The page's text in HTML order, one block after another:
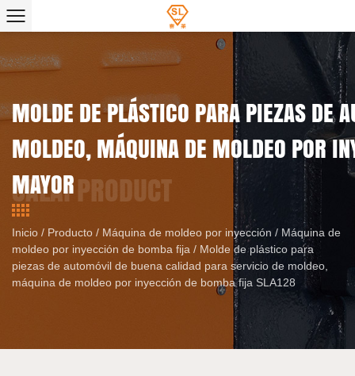
MOLDE DE PLÁSTICO PARA PIEZAS DE
MOLDEO, MÁQUINA DE MOLDEO POR
MAYOR
Inicio / Producto / Máquina de moldeo por inyección / Máquina de
moldeo por inyección de bomba fija / Molde de plástico para
piezas de automóvil de buena calidad para servicio de moldeo,
máquina de moldeo por inyección de bomba fija SLA128